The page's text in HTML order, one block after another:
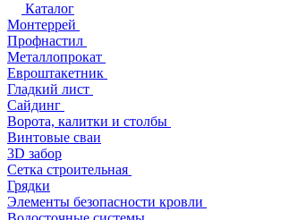
Каталог
Монтеррей
Профнастил
Металлопрокат
Евроштакетник
Гладкий лист
Сайдинг
Ворота, калитки и столбы
Винтовые сваи
3D забор
Сетка строительная
Грядки
Элементы безопасности кровли